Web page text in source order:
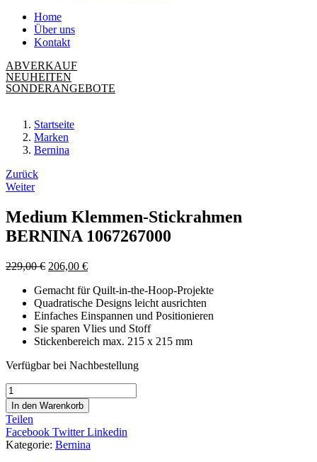
Home
Über uns
Kontakt
ABVERKAUF
NEUHEITEN
SONDERANGEBOTE
Startseite
Marken
Bernina
Beitrags-
Navigation
Zurück
Weiter
Medium Klemmen-Stickrahmen
BERNINA 1067267000
229,00€ 206,00 €
Gemacht für Quilt-in-the-Hoop-Projekte
Quadratische Designs leicht ausrichten
Einfaches Einspannen und Positionieren
Sie sparen Vlies und Stoff
Stickenbereich max. 215 x 215 mm
Verfügbar bei Nachbestellung
Medium
Klemmen-
Stickrahmen
BERNINA
1067267000
Menge
In den Warenkorb
Teilen
Facebook TwitterLinkedin
Kategorie: Bernina